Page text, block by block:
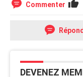
Commenter
DEVENEZ